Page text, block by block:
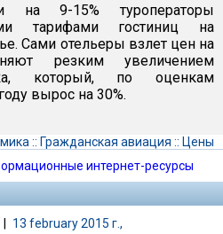
на 9-15% туроператоры
тарифами гостиниц на
Сами отельеры взлет цен на
резким увеличением
который, по оценкам
вырос на 30%.
:: Гражданская авиация :: Цены
интернет-ресурсы
| 13 february 2015 г.,